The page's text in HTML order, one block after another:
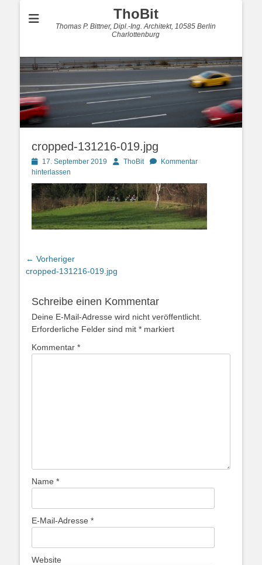
ThoBit
Thomas P. Bittner, Dipl.-Ing. Architekt, 10585 Berlin
Charlottenburg
cropped-131216-019.jpg
Posted
on
17. September 2019 AutorThoBit
Kommentar
hinterlassen
Beitragsnavigation
← Vorheriger
Vorheriger
cropped-131216-019.jpg
Schreibe einen Kommentar
Deine E-Mail-Adresse wird nicht veröffentlicht.
Erforderliche Felder sind mit * markiert
Kommentar *
Name *
E-Mail-Adresse *
Website